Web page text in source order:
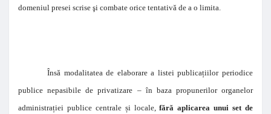
domeniul presei scrise şi combate orice tentativă de a o limita.
Însă modalitatea de elaborare a listei publicațiilor periodice
publice nepasibile de privatizare – în baza propunerilor organelor
administrației publice centrale și locale,fără aplicarea unui set de